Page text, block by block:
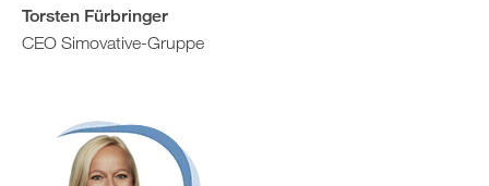
Torsten Fürbringer
CEO Simovative-Gruppe